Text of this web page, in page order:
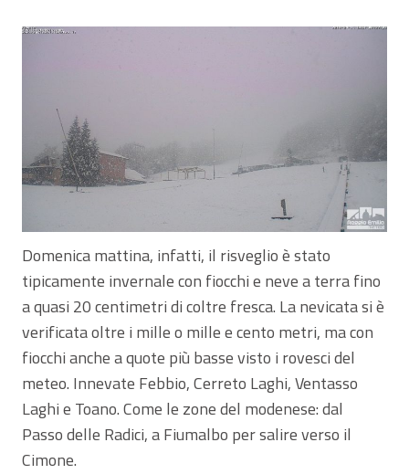
Domenica mattina, infatti, il risveglio è stato
tipicamente invernale con fiocchi e neve a terra fino
a quasi 20 centimetri di coltre fresca. La nevicata si è
verificata oltre i mille o mille e cento metri, ma con
fiocchi anche a quote più basse visto i rovesci del
meteo. Innevate Febbio, Cerreto Laghi, Ventasso
Laghi e Toano. Come le zone del modenese: dal
Passo delle Radici, a Fiumalbo per salire verso il
Cimone.